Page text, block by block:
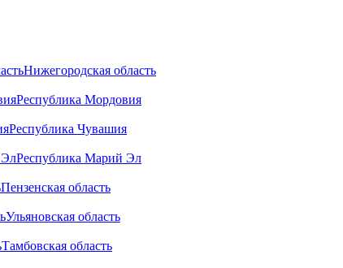
Нижегородская область
Республика Мордовия
Республика Чувашия
Республика Марий Эл
Пензенская область
Ульяновская область
Тамбовская область